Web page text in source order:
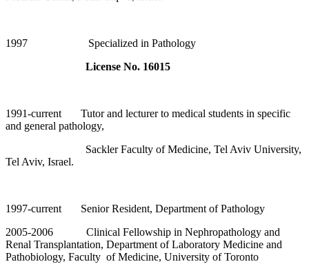
1997 Specialized in Pathology
License No. 16015
1991-current Tutor and lecturer to medical students in specific
and general pathology,
Sackler Faculty of Medicine, Tel Aviv University,
Tel Aviv, Israel.
1997-current Senior Resident, Department of Pathology
2005-2006 Clinical Fellowship in Nephropathology and
Renal Transplantation, Department of Laboratory Medicine and
Pathobiology, Faculty of Medicine, University of Toronto